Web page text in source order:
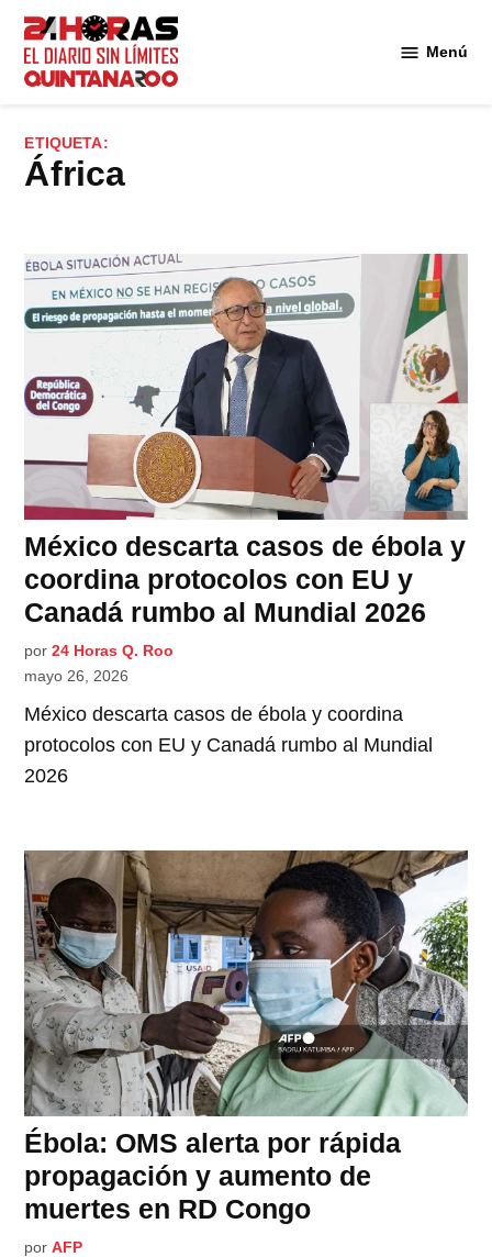
Saltar
contenido
Menú
ETIQUETA:
África
México descarta casos de ébola y
coordina protocolos con EU y
Canadá rumbo al Mundial 2026
por 24 Horas Q. Roo
mayo 26, 2026
México descarta casos de ébola y coordina
protocolos con EU y Canadá rumbo al Mundial
2026
Ébola: OMS alerta por rápida
propagación y aumento de
muertes en RD Congo
por AFP